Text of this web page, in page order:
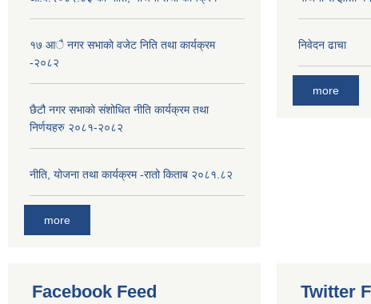
१७ आै नगर सभाकाे वजेट निति तथा कार्यक्रम
-२०८२
छैटौ नगर सभाको संशोधित नीति कार्यक्रम तथा
निर्णयहरु २०८१-२०८२
नीति, योजना तथा कार्यक्रम -रातो किताब २०८१.८२
more
निवेदन ढाचा
more
Facebook Feed Twitter